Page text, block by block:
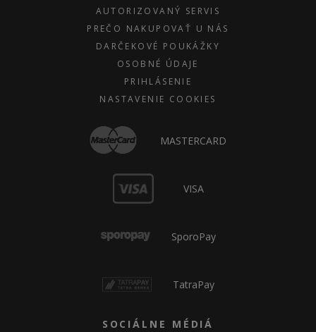
AUTORIZOVANÝ SERVIS
PREČO NAKUPOVAŤ U NÁS
DARČEKOVÉ POUKÁŽKY
OSOBNÉ ÚDAJE
PRIHLÁSENIE
NASTAVENIE COOKIES
MASTERCARD
VISA
SporoPay
TatraPay
SOCIÁLNE MÉDIÁ